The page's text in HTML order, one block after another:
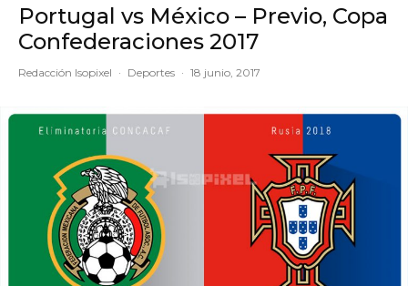
Portugal vs México – Previo, Copa
Confederaciones 2017
Redacción Isopixel · Deportes · 18 junio, 2017